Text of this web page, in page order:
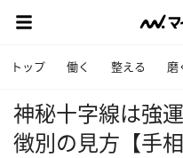
トップ 働く 整える 磨
神秘十字線は強
徴別の見方【手相